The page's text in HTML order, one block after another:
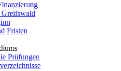
Fristen
Prüfungen